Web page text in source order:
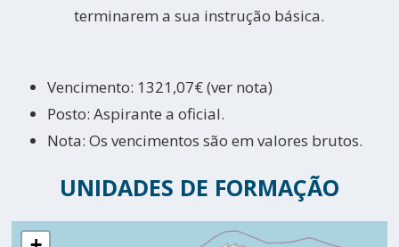
terminarem a sua instrução básica.
Vencimento: 1321,07€ (ver nota)
Posto: Aspirante a oficial.
Nota: Os vencimentos são em valores brutos.
UNIDADES DE FORMAÇÃO